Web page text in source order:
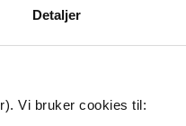
Detaljer
Vi bruker cookies til:
179,-